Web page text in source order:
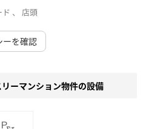
、 店頭
ーを確認
ーマンション物件の設備